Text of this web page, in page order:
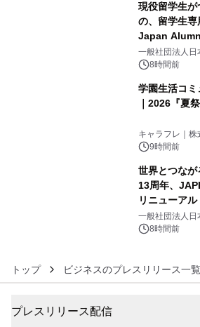
現役留学生
の、留学生
Japan
をリリース
一般社団法人日
8時間前
学園生活コミ
｜2026『夏
キャラフレ｜
デザインズ
9時間前
世界とつな
13周年、
リニューアル
一般社団法人日
8時間前
トップ ビジネスのプレスリリース一覧
プレスリリース配信